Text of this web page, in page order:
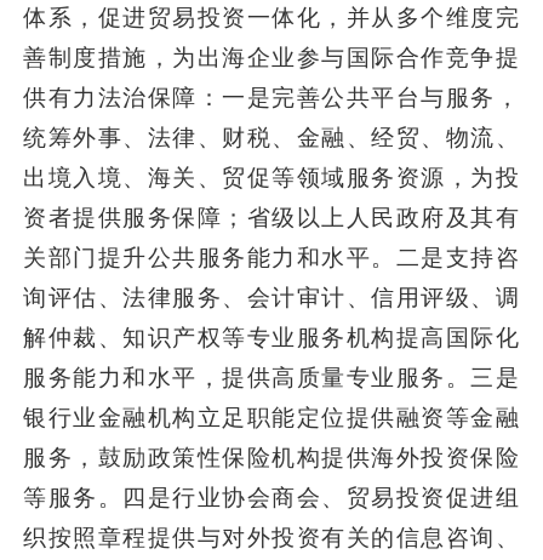
体系，促进贸易投资一体化，并从多个维度完
善制度措施，为出海企业参与国际合作竞争提
供有力法治保障：一是完善公共平台与服务，
统筹外事、法律、财税、金融、经贸、物流、
出境入境、海关、贸促等领域服务资源，为投
资者提供服务保障；省级以上人民政府及其有
关部门提升公共服务能力和水平。二是支持咨
询评估、法律服务、会计审计、信用评级、调
解仲裁、知识产权等专业服务机构提高国际化
服务能力和水平，提供高质量专业服务。三是
银行业金融机构立足职能定位提供融资等金融
服务，鼓励政策性保险机构提供海外投资保险
等服务。四是行业协会商会、贸易投资促进组
织按照章程提供与对外投资有关的信息咨询、